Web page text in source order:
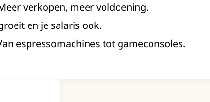
verkopen, meer voldoening.
en je salaris ook.
espressomachines tot gameconsoles.